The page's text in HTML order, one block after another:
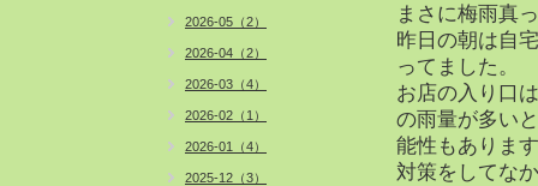
まさに梅雨真
昨日の朝は自
ってました。
お店の入り口
の雨量が多い
能性もありま
対策をしてな
2026-05（2）
2026-04（2）
2026-03（4）
2026-02（1）
2026-01（4）
2025-12（3）